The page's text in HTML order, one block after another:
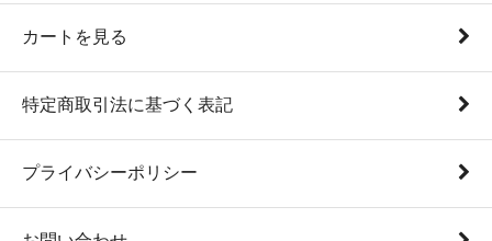
カートを見る
特定商取引法に基づく表記
プライバシーポリシー